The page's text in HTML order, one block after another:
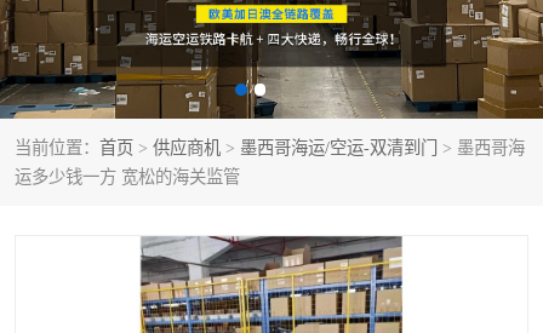
当前位置： 首页 > 供应商机 > 墨西哥海运/空运-双清到门
> 墨西哥海
运多少钱一方 宽松的海关监管
加拿大海运/空运-双清到
门
澳大利亚海运/空运-双清
到门
墨西哥海运/空运-双清到
门